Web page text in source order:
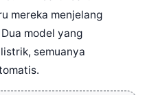
mereka menjelang
model yang
semuanya